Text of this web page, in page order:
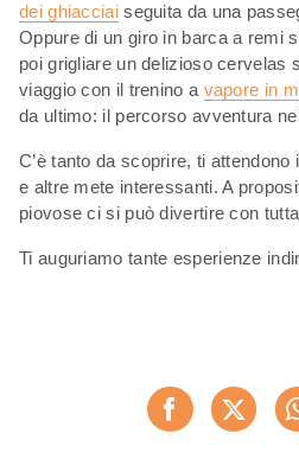
dei ghiacciaiseguita da una
Oppure di un giro in barca a remi
poi grigliare un delizioso cervelas
viaggio con il trenino a vapore in
da ultimo: il percorso avventura
C’è tanto da scoprire, ti
e altre mete interessanti. A
piovose ci si può divertire con
Ti auguriamo tante esperienze